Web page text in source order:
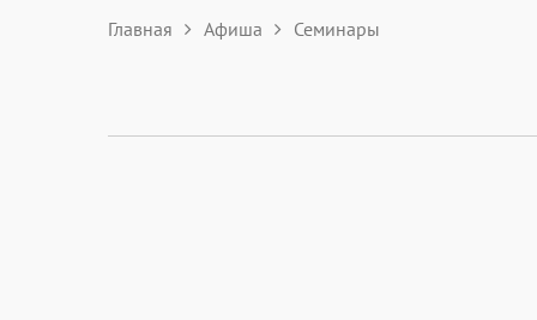
Главная Афиша Семинары